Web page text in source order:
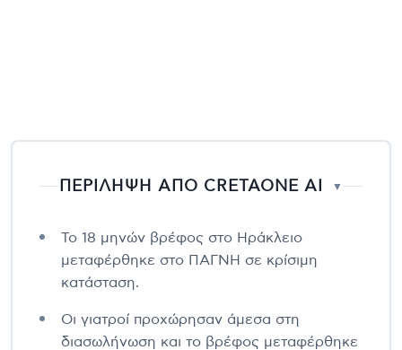
ΠΕΡΙΛΗΨΗ ΑΠΟ CRETAONE AI ▼
Το 18 μηνών βρέφος στο Ηράκλειο
μεταφέρθηκε στο ΠΑΓΝΗ σε κρίσιμη
κατάσταση.
Οι γιατροί προχώρησαν άμεσα στη
διασωλήνωση και το βρέφος μεταφέρθηκε